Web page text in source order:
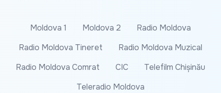
Moldova 1 Moldova 2
Radio Moldova
Radio Moldova Tineret
Radio Moldova Muzical
Radio Moldova Comrat
CIC
Telefilm Chișinău
Teleradio Moldova